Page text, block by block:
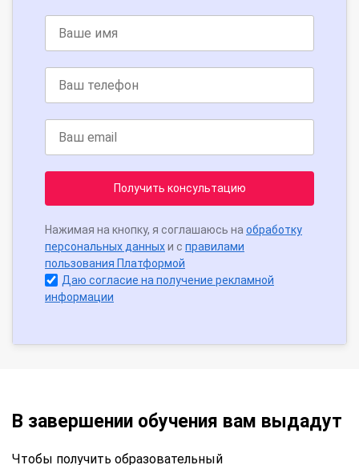
Получить консультацию
Нажимая на кнопку, я соглашаюсь на обработку
персональных данныхи с правилами
пользования Платформой
Даю согласие на получение рекламной
информации
В завершении обучения вам выдадут
Чтобы получить образовательный